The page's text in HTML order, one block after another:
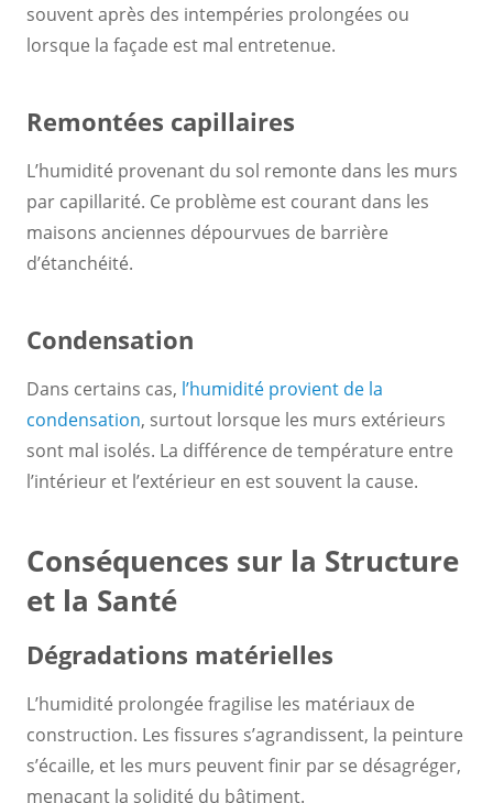
souvent après des intempéries prolongées ou
lorsque la façade est mal entretenue.
Remontées capillaires
L’humidité provenant du sol remonte dans les murs
par capillarité. Ce problème est courant dans les
maisons anciennes dépourvues de barrière
d’étanchéité.
Condensation
Dans certains cas, l’humidité provient de la
condensation, surtout lorsque les murs extérieurs
sont mal isolés. La différence de température entre
l’intérieur et l’extérieur en est souvent la cause.
Conséquences sur la Structure
et la Santé
Dégradations matérielles
L’humidité prolongée fragilise les matériaux de
construction. Les fissures s’agrandissent, la peinture
s’écaille, et les murs peuvent finir par se désagréger,
menaçant la solidité du bâtiment.